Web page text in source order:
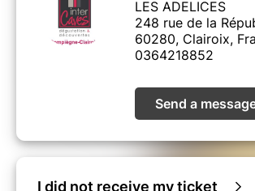
LES ADELICES
248 rue de la
60280, Clairoix,
0364218852
Send a
I did not receive my ticket